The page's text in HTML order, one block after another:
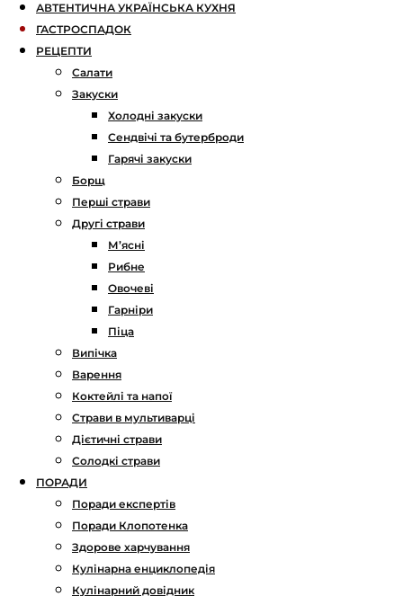
АВТЕНТИЧНА УКРАЇНСЬКА КУХНЯ
ГАСТРОСПАДОК
РЕЦЕПТИ
Салати
Закуски
Холодні закуски
Сендвічі та бутерброди
Гарячі закуски
Борщ
Перші страви
Другі страви
М’ясні
Рибне
Овочеві
Гарніри
Піца
Випічка
Варення
Коктейлі та напої
Страви в мультиварці
Дієтичні страви
Солодкі страви
ПОРАДИ
Поради експертів
Поради Клопотенка
Здорове харчування
Кулінарна енциклопедія
Кулінарний довідник